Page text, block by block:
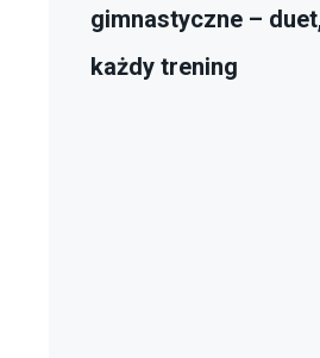
gimnastyczne –
każdy trening